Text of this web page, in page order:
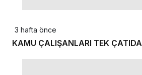
3 hafta önce
KAMU ÇALIŞANLARI TEK ÇATIDA